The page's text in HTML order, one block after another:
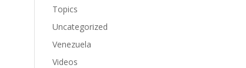
Topics
Uncategorized
Venezuela
Videos